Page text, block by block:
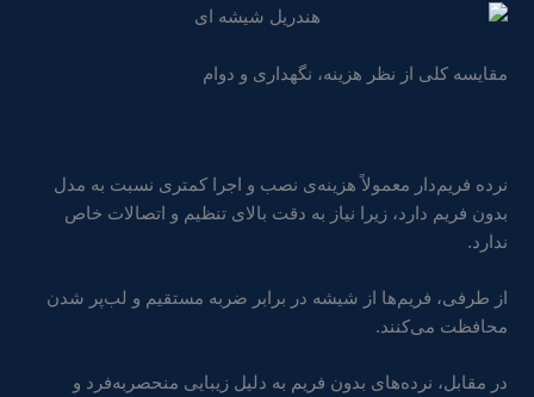
مقایسه کلی از نظر هزینه، نگهداری و دوام
نرده فریم‌دار معمولاً هزینه‌ی نصب و اجرا کمتری نسبت به مدل
بدون فریم دارد، زیرا نیاز به دقت بالای تنظیم و اتصالات خاص
ندارد.
از طرفی، فریم‌ها از شیشه در برابر ضربه مستقیم و لب‌پر شدن
محافظت می‌کنند.
در مقابل، نرده‌های بدون فریم به دلیل زیبایی منحصر‌به‌فرد و